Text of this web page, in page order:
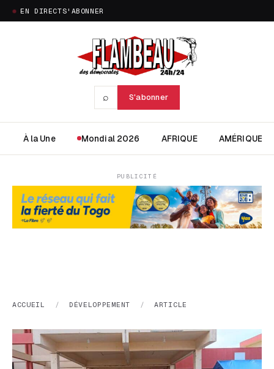
EN DIRECTS'ABONNER
⌕ S'abonner
À la Une Mondial 2026 AFRIQUE AMÉRIQUE
PUBLICITÉ
ACCUEIL / DÉVELOPPEMENT / ARTICLE